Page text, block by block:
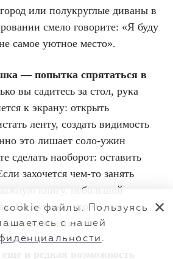
или полукруглые диваны в
смело говорите: «Я буду
самое уютное место».
— попытка спрятаться в
вы садитесь за стол, рука
к экрану: открыть
ленту, создать видимость
это лишает соло-ужин
сделать наоборот: оставить
захочется чем-то занять
книгу, небольшой
Но лучшее, что можно
в моменте.
cookie файлы. Пользуясь
с нашей
.
✕